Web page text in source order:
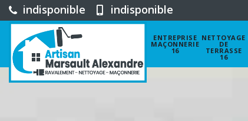
indisponible indisponible
ENTREPRISE
MAÇONNERIE
16
NETTOYAGE
DE
TERRASSE
16